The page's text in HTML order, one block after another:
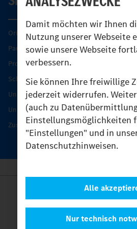
Damit möchten wir Ihnen
Nutzung unserer Webseite
sowie unsere Webseite
verbessern.
Sie können Ihre freiwillige
jederzeit widerrufen.
(auch zu
Einstellungsmöglichkeiten
"Einstellungen" und in
Datenschutzhinweisen.
Nur technisch
Alle
Original-Teile
Partner finden
Produkt-Highlights
Schutz und Werterhalt
Unimog Serviceangebot
Unimog Servicetage
Zusatzleistungen
Anbieter
Kontakt